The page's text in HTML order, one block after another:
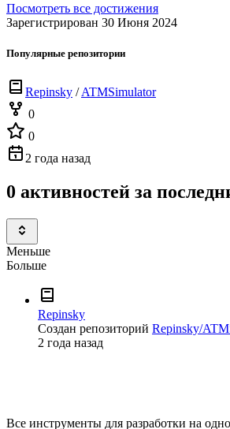
Посмотреть все достижения
Зарегистрирован 30 Июня 2024
Популярные репозитории
Repinsky /ATMSimulator
0
0
2 года назад
0 активностей за
Меньше
Больше
Repinsky
Создан репозиторий Repinsky/
2 года назад
Все инструменты для разработки на